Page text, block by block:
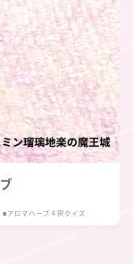
■アロマハーブ４択クイズ